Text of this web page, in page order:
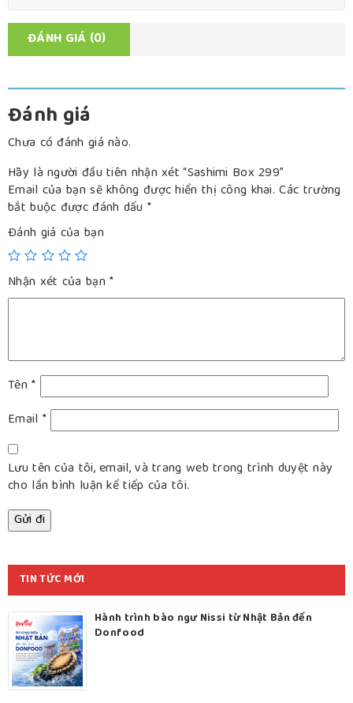
ĐÁNH GIÁ (0)
Đánh giá
Chưa có đánh giá nào.
Hãy là người đầu tiên nhận xét “Sashimi Box 299”
Email của bạn sẽ không được hiển thị công khai. Các trường
bắt buộc được đánh dấu *
Đánh giá của bạn
Nhận xét của bạn*
Tên*
Email *
Lưu tên của tôi, email, và trang web trong trình duyệt này
cho lần bình luận kế tiếp của tôi.
TIN TỨC MỚI
Hành trình bào ngư Nissi từ Nhật Bản đến
Donfood